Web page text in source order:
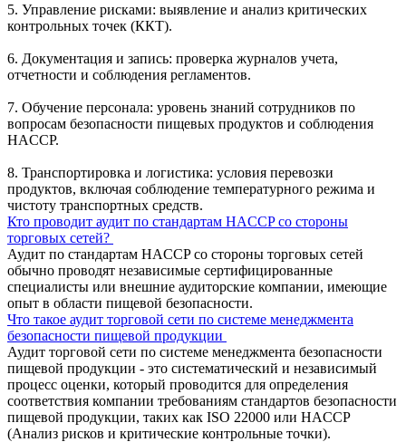
5. Управление рисками: выявление и анализ критических
контрольных точек (ККТ).
6. Документация и запись: проверка журналов учета,
отчетности и соблюдения регламентов.
7. Обучение персонала: уровень знаний сотрудников по
вопросам безопасности пищевых продуктов и соблюдения
HACCP.
8. Транспортировка и логистика: условия перевозки
продуктов, включая соблюдение температурного режима и
чистоту транспортных средств.
Кто проводит аудит по стандартам HACCP со стороны
торговых сетей?
Аудит по стандартам HACCP со стороны торговых сетей
обычно проводят независимые сертифицированные
специалисты или внешние аудиторские компании, имеющие
опыт в области пищевой безопасности.
Что такое аудит торговой сети по системе менеджмента
безопасности пищевой продукции
Аудит торговой сети по системе менеджмента безопасности
пищевой продукции - это систематический и независимый
процесс оценки, который проводится для определения
соответствия компании требованиям стандартов безопасности
пищевой продукции, таких как ISO 22000 или HACCP
(Анализ рисков и критические контрольные точки).